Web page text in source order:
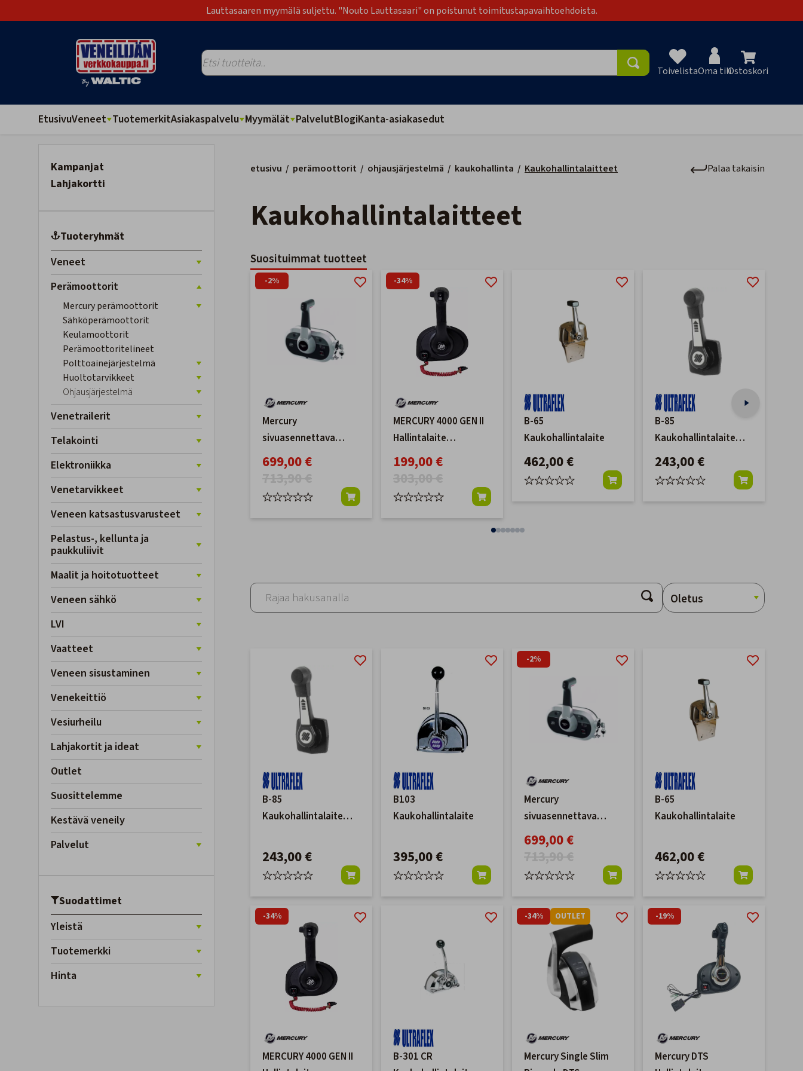
Lauttasaaren myymälä suljettu. "Nouto Lauttasaari" on poistunut toimitustapavaihtoehdoista.
ToivelistaOma tiliOstoskori
EtusivuVeneet TuotemerkitAsiakaspalvelu Myymälät PalvelutBlogiKanta-asiakasedut
Kampanjat
Lahjakortti
Tuoteryhmät
Veneet
Perämoottorit
Mercury perämoottorit
Sähköperämoottorit
Keulamoottorit
Perämoottoritelineet
Polttoainejärjestelmä
Huoltotarvikkeet
Ohjausjärjestelmä
Venetrailerit
Telakointi
Elektroniikka
Venetarvikkeet
Veneen katsastusvarusteet
Pelastus-, kellunta ja
paukkuliivit
Maalit ja hoitotuotteet
Veneen sähkö
LVI
Vaatteet
Veneen sisustaminen
Venekeittiö
Vesiurheilu
Lahjakortit ja ideat
Outlet
Suosittelemme
Kestävä veneily
Palvelut
Suodattimet
Yleistä
Tuotemerkki
Hinta
etusivu / perämoottorit / ohjausjärjestelmä / kaukohallinta / Kaukohallintalaitteet Palaa takaisin
Kaukohallintalaitteet
Suosituimmat tuotteet
-2%
Mercury
sivuasennettava
kaukohallintalaite
trimmillä 20 ft 14 pin
699,00 €
-34%
MERCURY 4000 GEN II
Hallintalaite
Trimmillä, Sivu-
uppoasennus
199,00 €
B-65
Kaukohallintalaite
462,00 €
B-85
Kaukohallintalaite
Musta
243,00 €
B-85
Kaukohallintalaite
243,00 €
B103
Kaukohallintalaite
395,00 €
-2%
Mercury
sivuasennettava
kaukohallintalaite
trimmillä 20 ft 14 pin
699,00 €
B-65
Kaukohallintalaite
462,00 €
-34%
MERCURY 4000 GEN II
B-301 CR
-34% OUTLET
Mercury Single Slim
-19%
Mercury DTS